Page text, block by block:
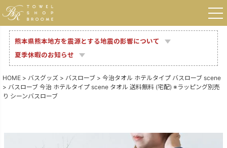
熊本県熊本地方を震源とする地震の影響について
夏季休暇のお知らせ
HOME バスグッズ バスローブ
今治タオル ホテルタイプ バスローブ scene
バスローブ 今治 ホテルタイプ scene タオル 送料無料 (宅配) ※ラッピング別売
り シーンバスローブ